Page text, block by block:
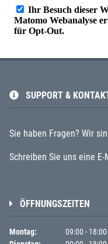
SUPPORT &
Sie haben Fragen? Wir
Schreiben Sie uns eine E-
ÖFFNUNGSZEITEN
Montag 09:00 - 18:00